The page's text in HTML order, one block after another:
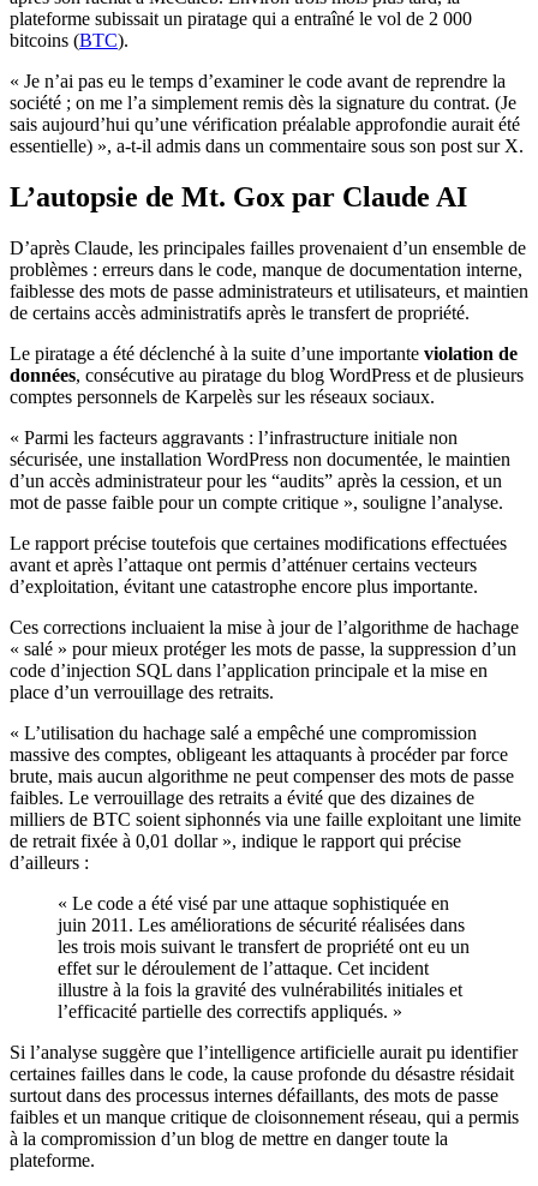
plateforme subissait un piratage qui a entraîné le vol de 2 000
bitcoins (BTC).
« Je n’ai pas eu le temps d’examiner le code avant de reprendre la
société ; on me l’a simplement remis dès la signature du contrat. (Je
sais aujourd’hui qu’une vérification préalable approfondie aurait été
essentielle) », a-t-il admis dans un commentaire sous son post sur X.
L’autopsie de Mt. Gox par Claude AI
D’après Claude, les principales failles provenaient d’un ensemble de
problèmes : erreurs dans le code, manque de documentation interne,
faiblesse des mots de passe administrateurs et utilisateurs, et maintien
de certains accès administratifs après le transfert de propriété.
Le piratage a été déclenché à la suite d’une importante violation de
données, consécutive au piratage du blog WordPress et de plusieurs
comptes personnels de Karpelès sur les réseaux sociaux.
« Parmi les facteurs aggravants : l’infrastructure initiale non
sécurisée, une installation WordPress non documentée, le maintien
d’un accès administrateur pour les “audits” après la cession, et un
mot de passe faible pour un compte critique », souligne l’analyse.
Le rapport précise toutefois que certaines modifications effectuées
avant et après l’attaque ont permis d’atténuer certains vecteurs
d’exploitation, évitant une catastrophe encore plus importante.
Ces corrections incluaient la mise à jour de l’algorithme de hachage
« salé » pour mieux protéger les mots de passe, la suppression d’un
code d’injection SQL dans l’application principale et la mise en
place d’un verrouillage des retraits.
« L’utilisation du hachage salé a empêché une compromission
massive des comptes, obligeant les attaquants à procéder par force
brute, mais aucun algorithme ne peut compenser des mots de passe
faibles. Le verrouillage des retraits a évité que des dizaines de
milliers de BTC soient siphonnés via une faille exploitant une limite
de retrait fixée à 0,01 dollar », indique le rapport qui précise
d’ailleurs :
« Le code a été visé par une attaque sophistiquée en
juin 2011. Les améliorations de sécurité réalisées dans
les trois mois suivant le transfert de propriété ont eu un
effet sur le déroulement de l’attaque. Cet incident
illustre à la fois la gravité des vulnérabilités initiales et
l’efficacité partielle des correctifs appliqués. »
Si l’analyse suggère que l’intelligence artificielle aurait pu identifier
certaines failles dans le code, la cause profonde du désastre résidait
surtout dans des processus internes défaillants, des mots de passe
faibles et un manque critique de cloisonnement réseau, qui a permis
à la compromission d’un blog de mettre en danger toute la
plateforme.